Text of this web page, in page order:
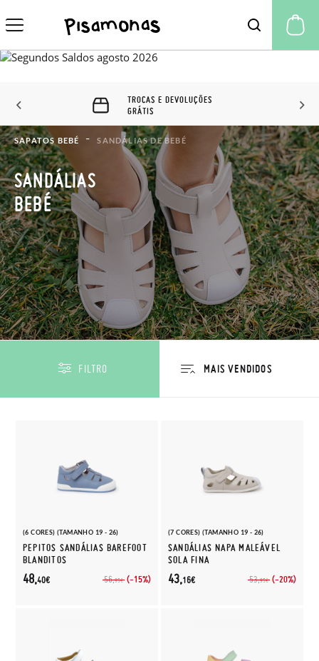
TROCAS E DEVOLUÇÕES
GRÁTIS
SAPATOS BEBÉ SANDÁLIAS DE BEBÉ
SANDÁLIAS
BEBÉ
FILTRO
(6 CORES) (TAMANHO 19 - 26)
PEPITOS SANDÁLIAS BAREFOOT
BLANDITOS
56,95€ (-15%)
48,40€
(7 CORES) (TAMANHO 19 - 26)
SANDÁLIAS NAPA MALEÁVEL
SOLA FINA
53,95€ (-20%)
43,16€